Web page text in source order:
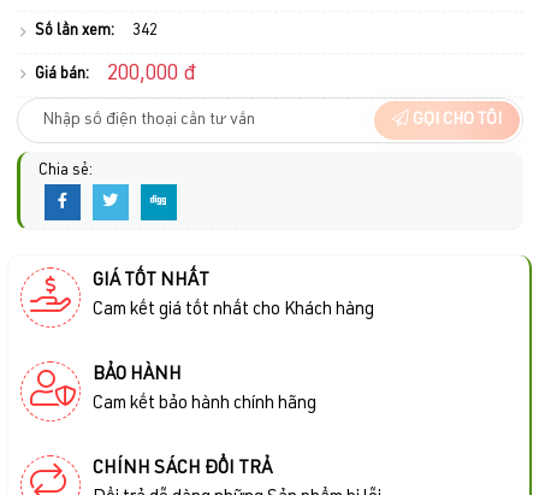
Số lần xem: 342
Giá bán: 200,000 đ
GỌI CHO TÔI
Chia sẻ:
GIÁ TỐT NHẤT
Cam kết giá tốt nhất cho Khách hàng
BẢO HÀNH
Cam kết bảo hành chính hãng
CHÍNH SÁCH ĐỔI TRẢ